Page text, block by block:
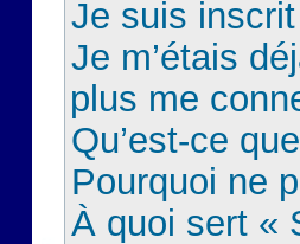
Je suis
Je m’étais
plus me
Qu’est-ce
Pourquoi ne
À quoi sert «